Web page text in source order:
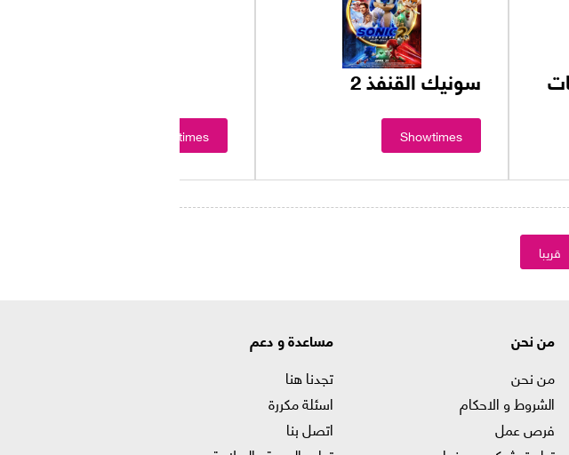
سونيك القنفذ 2
Showtimes
Showtimes
قريبا
من نحن
من نحن
الشروط و الاحكام
فرص عمل
مساعدة و دعم
تجدنا هنا
اسئلة مكررة
اتصل بنا